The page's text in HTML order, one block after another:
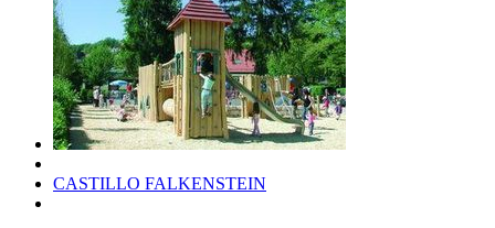
CASTILLO FALKENSTEIN